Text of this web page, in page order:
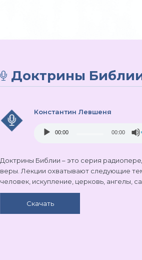
Доктрины
Константин Левшеня
Audio
00:00 00:00
Доктрины Библии – это серия
веры. Лекции охватывают следующие
человек, искупление, церковь, ангелы,
Скачать